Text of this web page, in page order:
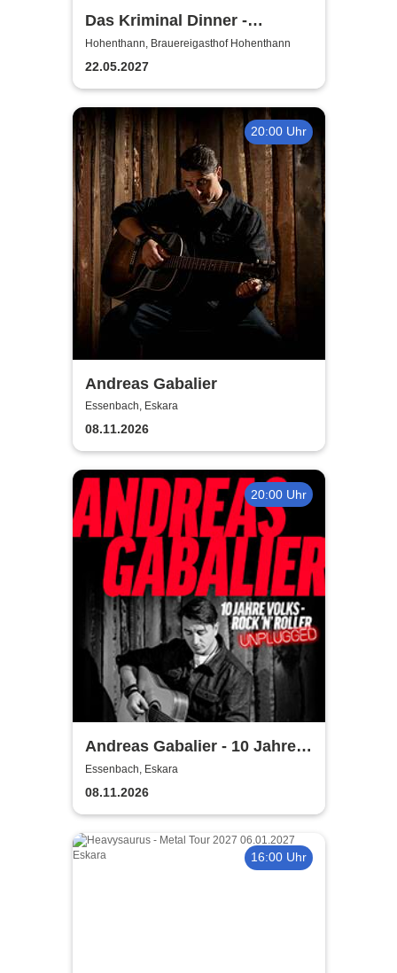
Das Kriminal Dinner -
Blutmond
Hohenthann, Brauereigasthof Hohenthann
22.05.2027
20:00 Uhr
Andreas Gabalier
Essenbach, Eskara
08.11.2026
20:00 Uhr
Andreas Gabalier - 10 Jahre
Volks-Rock’n‘ Roller
Unplugged
Essenbach, Eskara
08.11.2026
16:00 Uhr